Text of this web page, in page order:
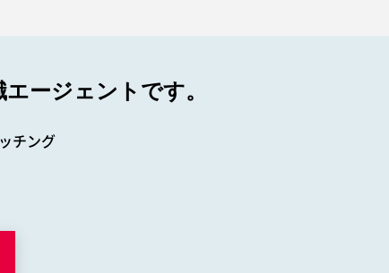
ージェントです。
チング